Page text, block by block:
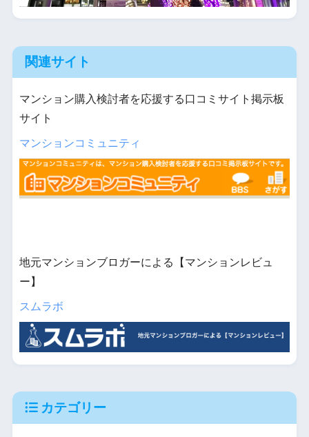
関連サイト
マンション購入検討者を応援する口コミサイト掲示板
サイト
マンションコミュニティ
地元マンションブロガーによる【マンションレビュ
ー】
スムラボ
カテゴリー